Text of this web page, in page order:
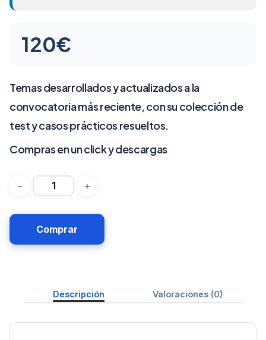
120€
Temasdesarrollados yactualizados a la
convocatoria más reciente, con su colección de
test y casos prácticos resueltos.
Compras en un click y descargas
Comprar
Descripción Valoraciones (0)